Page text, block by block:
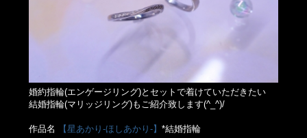
婚約指輪(エンゲージリング)とセットで着けていただきたい
結婚指輪(マリッジリング)もご紹介致します(^_^)/
作品名 【星あかり-ほしあかり-】*結婚指輪